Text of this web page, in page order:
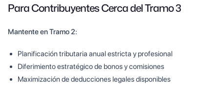
Para Contribuyentes Cerca del Tramo 3
Mantente en Tramo 2:
Planificación tributaria anual estricta y profesional
Diferimiento estratégico de bonos y comisiones
Maximización de deducciones legales disponibles